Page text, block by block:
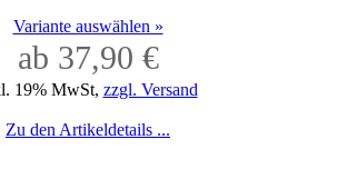
Variante auswählen »
ab 37,90 €
19% MwSt, zzgl. Versand
Zu den Artikeldetails ...